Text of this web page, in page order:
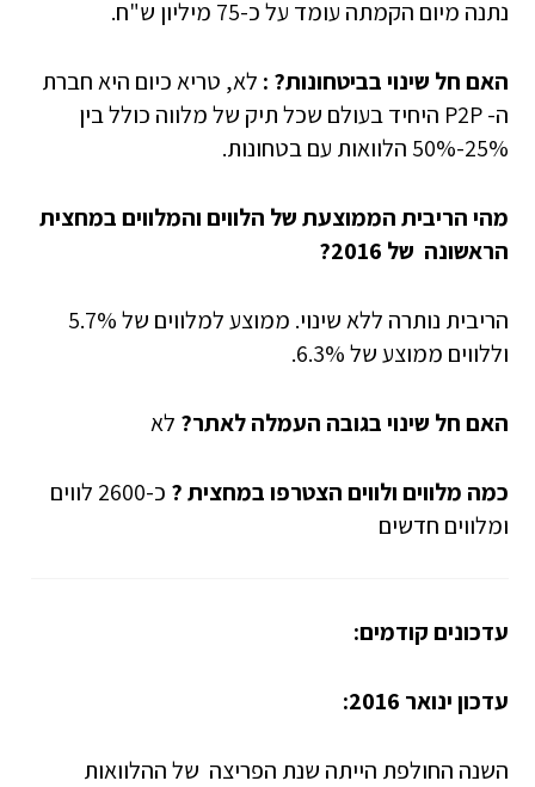
נתנה מיום הקמתה עומד על כ-75 מיליון ש"ח.
האם חל שינוי בביטחונות? : לא, טריא כיום היא חברת
ה- P2P היחיד בעולם שכל תיק של מלווה כולל בין
25%-50% הלוואות עם בטחונות.
מהי הריבית הממוצעת של הלווים והמלוויםבמחצית
הראשונה של 2016?
הריבית נותרה ללא שינוי. ממוצע למלווים של 5.7%
וללווים ממוצע של 6.3%.
האם חל שינוי בגובה העמלה לאתר? לא
כמה מלווים ולווים הצטרפו במחצית ?
כ-2600 לווים
ומלווים חדשים
עדכונים קודמים:
עדכון ינואר 2016:
השנה החולפת הייתה שנת הפריצה של ההלוואות